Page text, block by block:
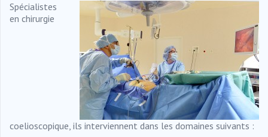
Spécialistes
en chirurgie
coelioscopique, ils interviennent dans les domaines suivants :